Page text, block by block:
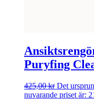
Puryfing
425,00kr Det
nuvarande priset är: